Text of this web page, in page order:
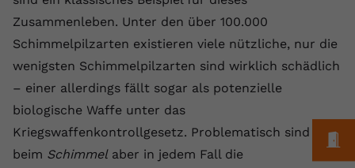
Zusammenleben. Unter den über 100.000
Schimmelpilzarten existieren viele nützliche, nur die
wenigsten Schimmelpilzarten sind wirklich schädlich
– einer allerdings fällt sogar als potenzielle
biologische Waffe unter das
Kriegswaffenkontrollgesetz. Problematisch sind
beim Schimmelaber in jedem Fall die
Laufzeit 1 Jahr
Zweck
Dieser Wert speichert Ihre Consent-
zufällig generierte ID, für die
historische Speicherung Ihrer
vorgenommen Einstellungen, falls der
Website zu erfassen.
Name _gcl au
Anbieter Google Ads
Laufzeit 90 Tage
Zweck
Wird von Google Ads für das
Conversion-Tracking verwendet, um
Werbeklicks der Nutzung auf unserer
Website zuzuordnen.
Cookie-Informationen anzeigen
Externe Inhalte
Wir verwenden auf unserer Website externe Inhalte,
um Ihnen zusätzliche Informationen anzubieten.
Name vuid
Anbieter vimeo.com
Cookie-Informationen anzeigen